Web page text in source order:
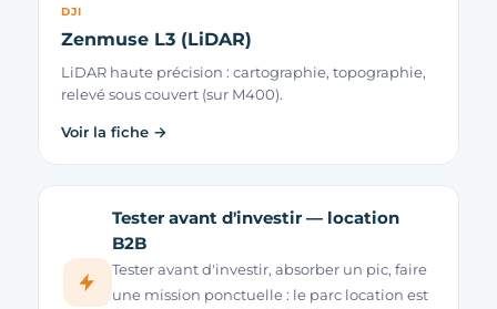
DJI
Zenmuse L3 (LiDAR)
LiDAR haute précision : cartographie, topographie,
relevé sous couvert (sur M400).
Voir la fiche →
Tester avant d'investir — location
B2B
Tester avant d'investir, absorber un pic, faire
une mission ponctuelle : le parc location est